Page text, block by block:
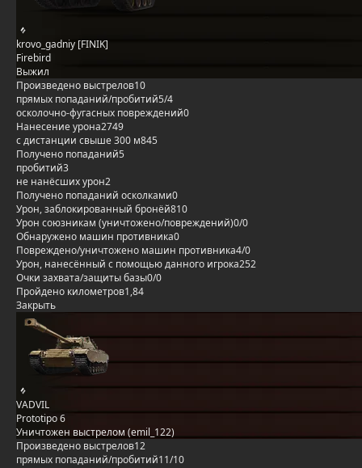
krovo_gadniy [FINIK]
Firebird
Выжил
Произведено выстрелов10
прямых попаданий/пробитий5/4
осколочно-фугасных повреждений0
Нанесение урона2749
с дистанции свыше 300 м845
Получено попаданий5
пробитий3
не нанёсших урон2
Получено попаданий осколками0
Урон, заблокированный бронёй810
Урон союзникам (уничтожено/повреждений)0/0
Обнаружено машин противника0
Повреждено/уничтожено машин противника4/0
Урон, нанесённый с помощью данного игрока252
Очки захвата/защиты базы0/0
Пройдено километров1,84
Закрыть
VADVIL
Prototipo 6
Уничтожен выстрелом (emil_122)
Произведено выстрелов12
прямых попаданий/пробитий11/10